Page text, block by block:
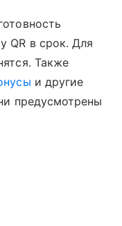
QR в срок. Для
Также
и другие
предусмотрены